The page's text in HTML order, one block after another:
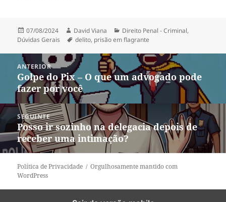
Publicado
em
07/08/2024 Autor
David Viana Categorias
Direito Penal - Criminal,
Dúvidas Gerais
Tags
delito, prisão em flagrante
Navegação
ANTERIOR
Post
anterior:
Golpe do Pix – O que um advogado pode
fazer por você
SEGUINTE
Próximo
post:
Posso ir sozinho na delegacia depois de
receber uma intimação?
Política de Privacidade
Orgulhosamente mantido com
WordPress